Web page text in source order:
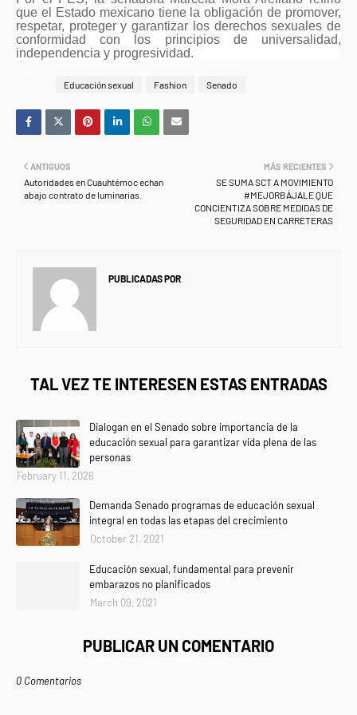
que el Estado mexicano tiene la obligación de promover,
respetar, proteger y garantizar los derechos sexuales de
conformidad con los principios de universalidad,
independencia y progresividad.
Educación sexual Fashion Senado
MÁS RECIENTES
SE SUMA SCT A MOVIMIENTO
#MEJORBÁJALE QUE
CONCIENTIZA SOBRE MEDIDAS DE
SEGURIDAD EN CARRETERAS
ANTIGUOS
Autoridades en Cuauhtémoc echan
abajo contrato de luminarias.
PUBLICADAS POR
TAL VEZ TE INTERESEN ESTAS ENTRADAS
Dialogan en el Senado sobre importancia de la
educación sexual para garantizar vida plena de las
personas
February 11, 2026
Demanda Senado programas de educación sexual
integral en todas las etapas del crecimiento
October 21, 2021
Educación sexual, fundamental para prevenir
embarazos no planificados
March 09, 2021
PUBLICAR UN COMENTARIO
0 Comentarios